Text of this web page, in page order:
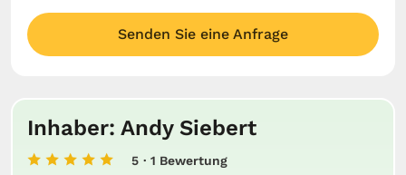
Senden Sie eine Anfrage
Inhaber: Andy Siebert
5 · 1 Bewertung